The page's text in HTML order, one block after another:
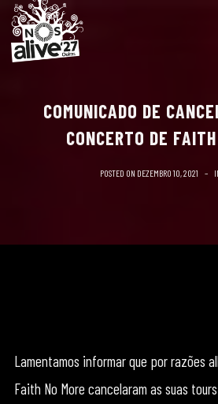
COMUNICADO DE
CONCERTO DE
POSTED ON DEZEMBRO 10, 2021
Lamentamos informar que por razões
Faith No More cancelaram as suas